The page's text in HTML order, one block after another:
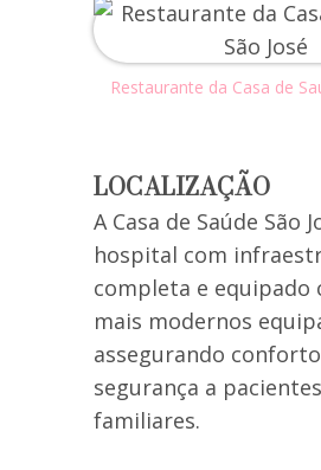
Restaurante da Casa de
LOCALIZAÇÃO
A Casa de Saúde São
hospital com
completa e equipado
mais modernos
assegurando
segurança a
familiares.